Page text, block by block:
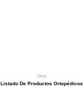
Otros
Listado De Productos Ortopédicos